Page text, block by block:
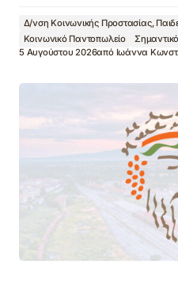
Δ/νση Κοινωνικής Προστασίας,
Κοινωνικό Παντοπωλείο
Σημαντικά
5 Αυγούστου 2026από Ιωάννα